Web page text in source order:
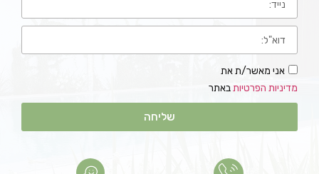
אני מאשר/ת את
מדיניות הפרטיותבאתר
שליחה